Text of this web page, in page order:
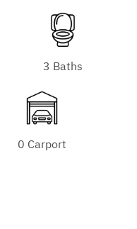
3 Baths
0 Carport